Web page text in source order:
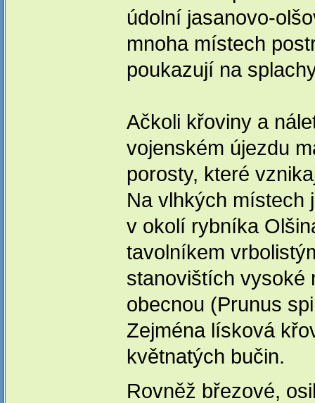
údolní jasanovo-
mnoha místech
poukazují na
Ačkoli křoviny a
vojenském újezdu
porosty, které
Na vlhkých místech
v okolí rybníka
tavolníkem
stanovištích vysoké
obecnou (Prunus
Zejména lísková
květnatých bučin.
Rovněž březové,